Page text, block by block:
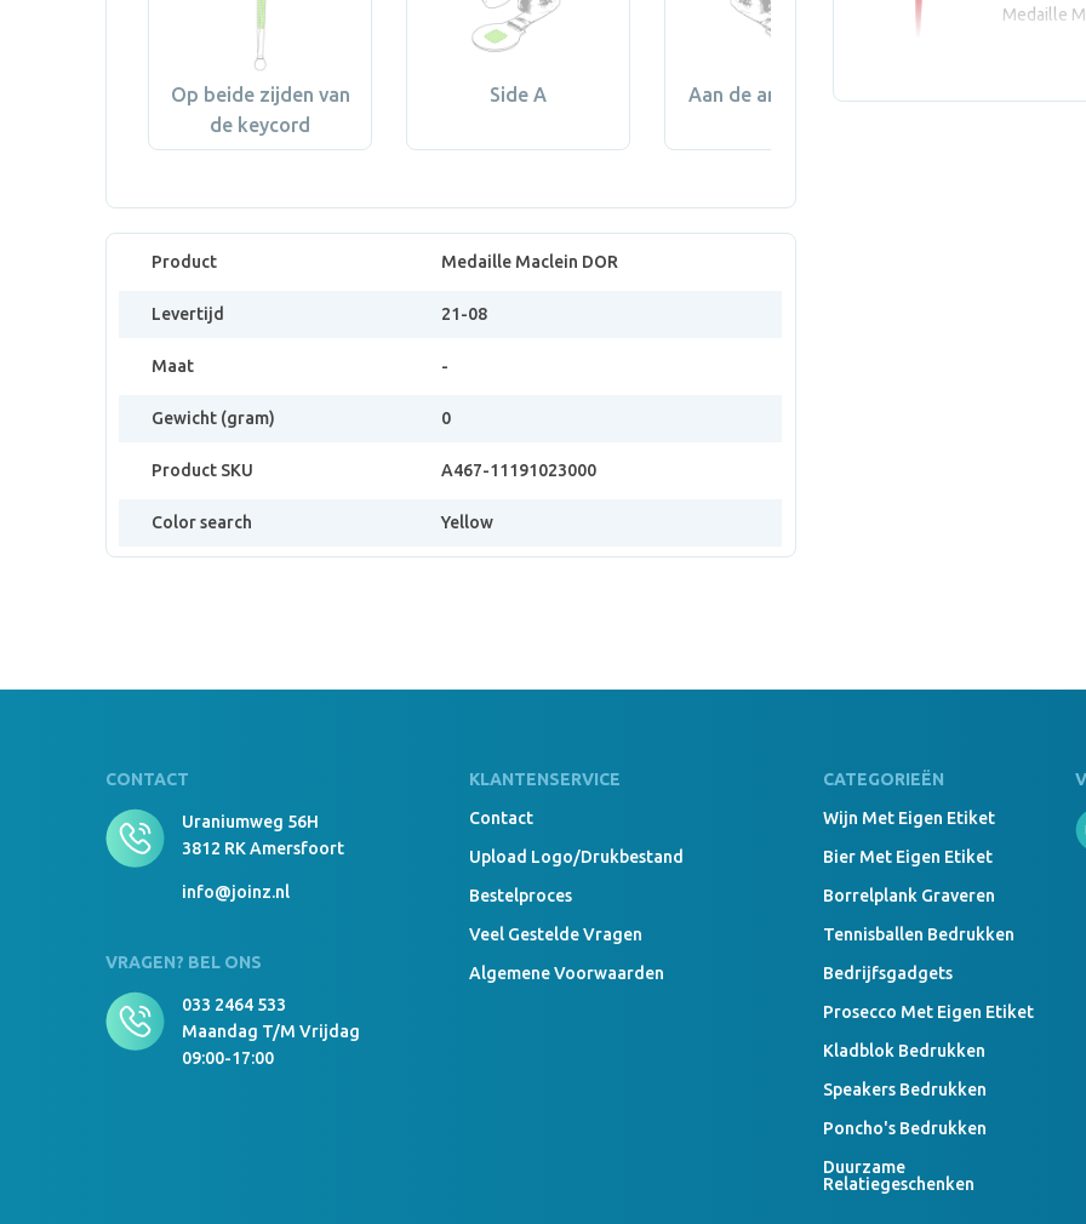
Op beide zijden van
de keycord
Side A Aan de andere kant
Product Medaille Maclein DOR
Levertijd 21-08
Maat -
Gewicht (gram) 0
Product SKU A467-11191023000
Color search Yellow
Medaille
CONTACT
Uraniumweg 56H
3812 RK Amersfoort
info@joinz.nl
VRAGEN? BEL ONS
033 2464 533
Maandag T/m Vrijdag
09:00-17:00
KLANTENSERVICE
Contact
Upload Logo/drukbestand
Bestelproces
Veel Gestelde Vragen
Algemene Voorwaarden
CATEGORIEËN
Wijn Met Eigen Etiket
Bier Met Eigen Etiket
Borrelplank Graveren
Tennisballen Bedrukken
Bedrijfsgadgets
Prosecco Met Eigen Etiket
Kladblok Bedrukken
Speakers Bedrukken
Poncho's Bedrukken
Duurzame
Relatiegeschenken